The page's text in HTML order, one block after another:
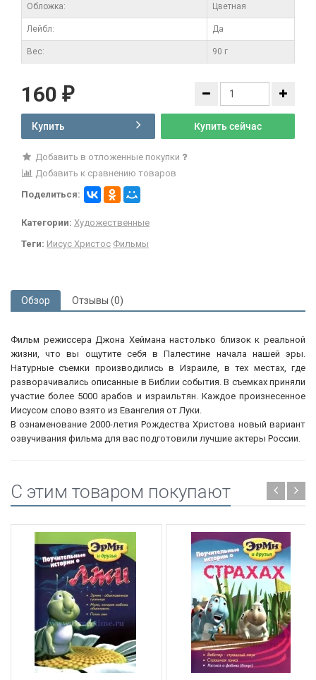
Обложка: Цветная
Лейбл: Да
Вес: 90 г
160 ₽
Купить Купить сейчас
Добавить в отложенные покупки
Добавить к сравнению товаров
Поделиться:
Категории: Художественные
Теги: Иисус Христос Фильмы
Обзор Отзывы (0)
Фильм режиссера Джона Хеймана настолько близок к реальной
жизни, что вы ощутите себя в Палестине начала нашей эры.
Натурные съемки производились в Израиле, в тех местах, где
разворачивались описанные в Библии события. В съемках приняли
участие более 5000 арабов и израильтян. Каждое произнесенное
Иисусом слово взято из Евангелия от Луки.
В ознаменование 2000-летия Рождества Христова новый вариант
озвучивания фильма для вас подготовили лучшие актеры России.
C этим товаром покупают